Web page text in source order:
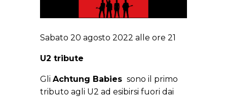
Sabato 20 agosto 2022 alle ore 21
U2 tribute
Gli Achtung Babies sono il primo
tributo agli U2 ad esibirsi fuori dai